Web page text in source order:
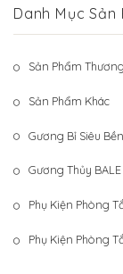
Sản Phẩm Khác
Danh Mục Sản
Sản Phẩm
Sản Phẩm Khác
Gương Bỉ Siêu
Gương Thủy BALE
Phụ Kiện Phòng
Phụ Kiện Phòng